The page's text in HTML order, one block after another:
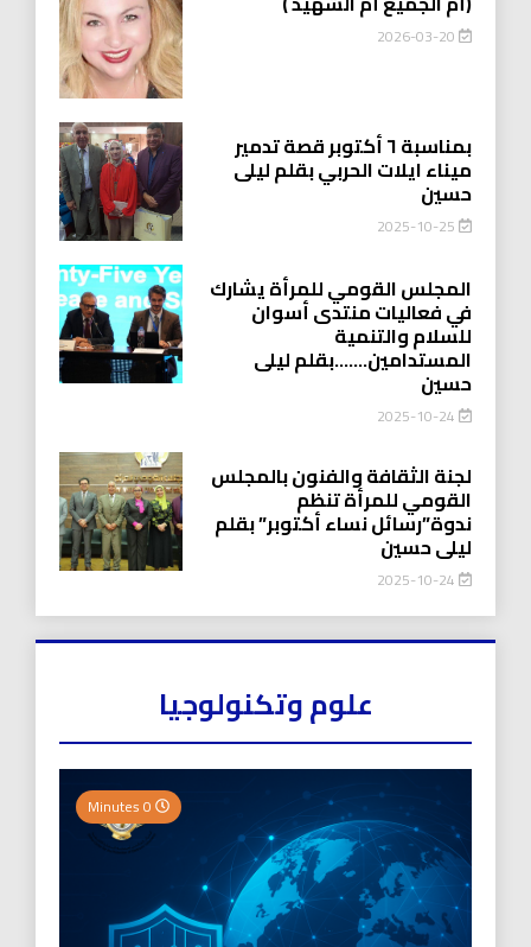
2026-03-20
بمناسبة ٦ أكتوبر قصة تدمير
ميناء ايلات الحربي بقلم ليلى
حسين
2025-10-25
المجلس القومي للمرأة يشارك
في فعاليات منتدى أسوان
للسلام والتنمية
المستدامين…….بقلم ليلى
حسين
2025-10-24
لجنة الثقافة والفنون بالمجلس
القومي للمرأة تنظم
ندوة”رسائل نساء أكتوبر” بقلم
ليلى حسين
2025-10-24
علوم وتكنولوجيا